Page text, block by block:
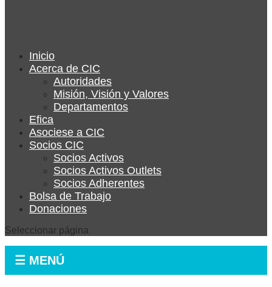
Inicio
Acerca de CIC
Autoridades
Misión, Visión y Valores
Departamentos
Efica
Asociese a CIC
Socios CIC
Socios Activos
Socios Activos Outlets
Socios Adherentes
Bolsa de Trabajo
Donaciones
Seleccionar página
☰ MENÚ